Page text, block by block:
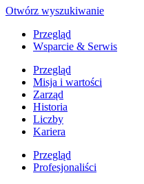
Otwórz wyszukiwanie
Przegląd
Wsparcie & Serwis
Przegląd
Misja i wartości
Zarząd
Historia
Liczby
Kariera
Przegląd
Profesjonaliści